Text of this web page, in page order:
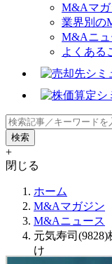
M&Aマガ
業界別の
M&Aニュ
よくある
+
閉じる
ホーム
M&Aマガジン
M&Aニュース
元気寿司
け